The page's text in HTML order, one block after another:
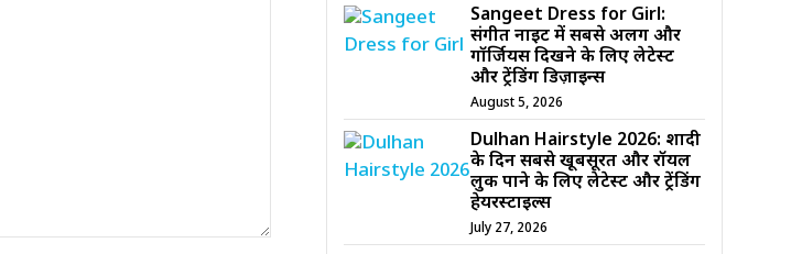
Sangeet Dress for Girl:
संगीत नाइट में सबसे अलग और
गॉर्जियस दिखने के लिए लेटेस्ट
और ट्रेंडिंग डिज़ाइन्स
August 5, 2026
Dulhan Hairstyle 2026: शादी
के दिन सबसे खूबसूरत और रॉयल
लुक पाने के लिए लेटेस्ट और ट्रेंडिंग
हेयरस्टाइल्स
July 27, 2026